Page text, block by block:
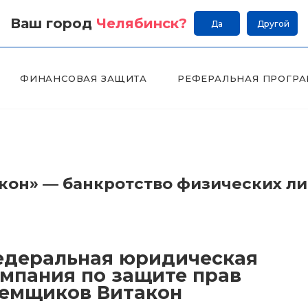
Ваш город Челябинск? Да Другой
ФИНАНСОВАЯ ЗАЩИТА РЕФЕРАЛЬНАЯ
— банкротство физических
юридическая
по защите прав
Витакон